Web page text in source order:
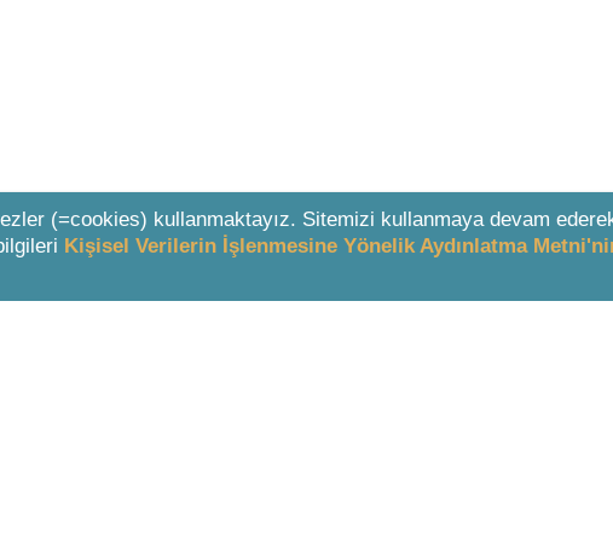
Highlight Text
(=cookies) kullanmaktayız. Sitemizi kullanmaya devam
Kişisel Verilerin İşlenmesine Yönelik Aydınlatma